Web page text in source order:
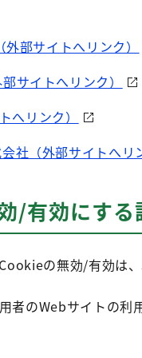
部サイトへリンク）
サイトへリンク）
へリンク）
社（外部サイトへリ
/有効にする
の無効/有効は
者のWebサイトの利